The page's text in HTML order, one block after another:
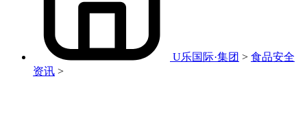
U乐国际·集团 > 食品安全
资讯 >